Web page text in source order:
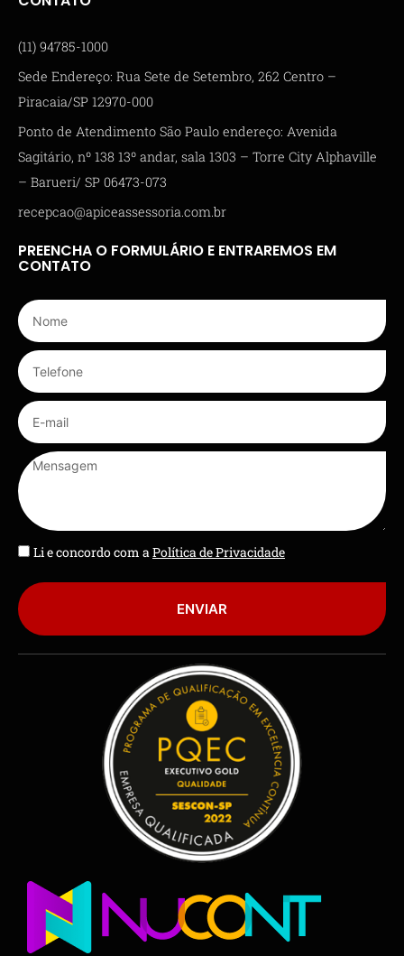
(11) 94785-1000
Sede Endereço: Rua Sete de Setembro, 262 Centro –
Piracaia/SP 12970-000
Ponto de Atendimento São Paulo endereço: Avenida
Sagitário, nº 138 13º andar, sala 1303 – Torre City Alphaville
– Barueri/ SP 06473-073
recepcao@apiceassessoria.com.br
PREENCHA O FORMULÁRIO E ENTRAREMOS EM
CONTATO
Li e concordo com aPolítica de Privacidade
ENVIAR